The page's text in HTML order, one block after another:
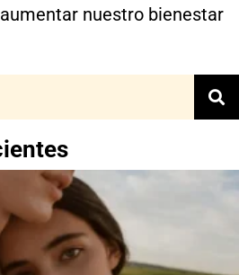
nuestro bienestar